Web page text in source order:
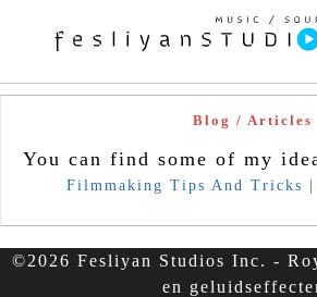
Blog / Articles
You can find some of my
Filmmaking Tips And Tricks |
©2026 Fesliyan Studios Inc. -
en